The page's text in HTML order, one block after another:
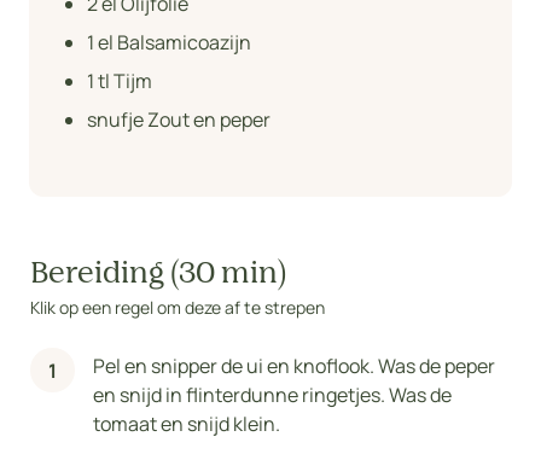
1el Balsamicoazijn
1tl Tijm
snufje Zout en peper
Bereiding (30 min)
Klik op een regel om deze af te strepen
Pel en snipper de ui en knoflook. Was de peper
en snijd in flinterdunne ringetjes. Was de
tomaat en snijd klein.